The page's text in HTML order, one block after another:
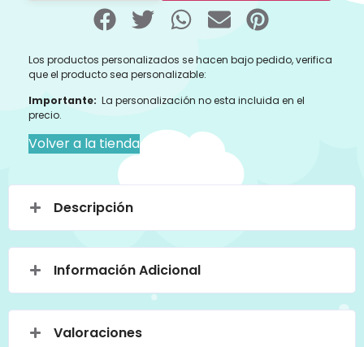
Los productos personalizados se hacen bajo pedido, verifica
que el producto sea personalizable:
Importante: La personalización no esta incluida en el
precio.
Volver a la tienda
Descripción
Información Adicional
Valoraciones